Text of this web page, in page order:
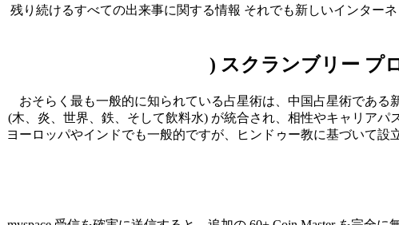
残り続けるすべての出来事に関する情報 それでも新しいインター
スクランブリー プ
おそらく最も一般的に知られている占星術は、中国占星術であ
(木、炎、世界、鉄、そして飲料水) が統合され、相性やキャリア
ヨーロッパやインドでも一般的ですが、ヒンドゥー教に基づいて